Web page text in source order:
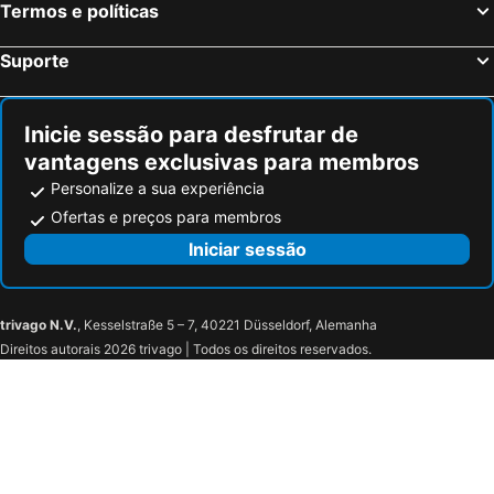
Termos e políticas
Suporte
Inicie sessão para desfrutar de
vantagens exclusivas para membros
Personalize a sua experiência
Ofertas e preços para membros
Iniciar sessão
trivago N.V., Kesselstraße 5 – 7, 40221 Düsseldorf, Alemanha
Direitos autorais 2026 trivago | Todos os direitos reservados.